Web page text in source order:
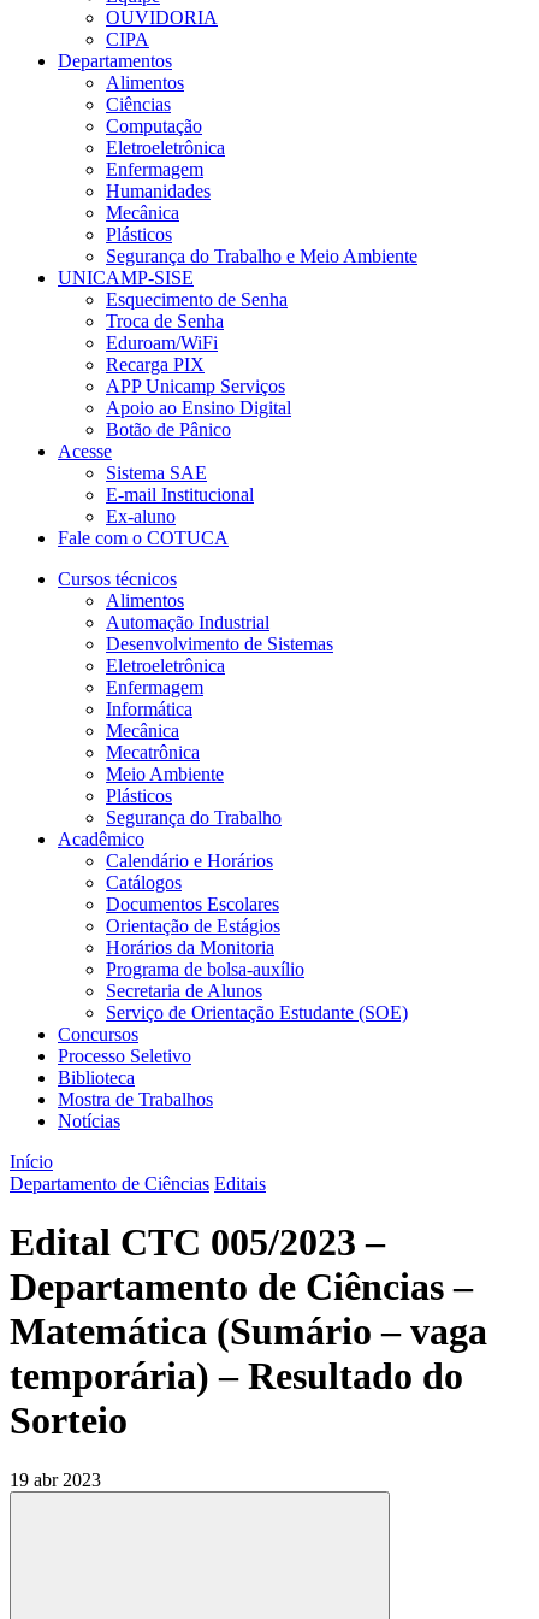
OUVIDORIA
CIPA
Departamentos
Alimentos
Ciências
Computação
Eletroeletrônica
Enfermagem
Humanidades
Mecânica
Plásticos
Segurança do Trabalho e Meio Ambiente
UNICAMP-SISE
Esquecimento de Senha
Troca de Senha
Eduroam/WiFi
Recarga PIX
APP Unicamp Serviços
Apoio ao Ensino Digital
Botão de Pânico
Acesse
Sistema SAE
E-mail Institucional
Ex-aluno
Fale com o COTUCA
Cursos técnicos
Alimentos
Automação Industrial
Desenvolvimento de Sistemas
Eletroeletrônica
Enfermagem
Informática
Mecânica
Mecatrônica
Meio Ambiente
Plásticos
Segurança do Trabalho
Acadêmico
Calendário e Horários
Catálogos
Documentos Escolares
Orientação de Estágios
Horários da Monitoria
Programa de bolsa-auxílio
Secretaria de Alunos
Serviço de Orientação Estudante (SOE)
Concursos
Processo Seletivo
Biblioteca
Mostra de Trabalhos
Notícias
Início
Departamento de Ciências Editais
Edital CTC 005/2023 –
Departamento de Ciências –
Matemática (Sumário – vaga
temporária) – Resultado do
Sorteio
19 abr 2023